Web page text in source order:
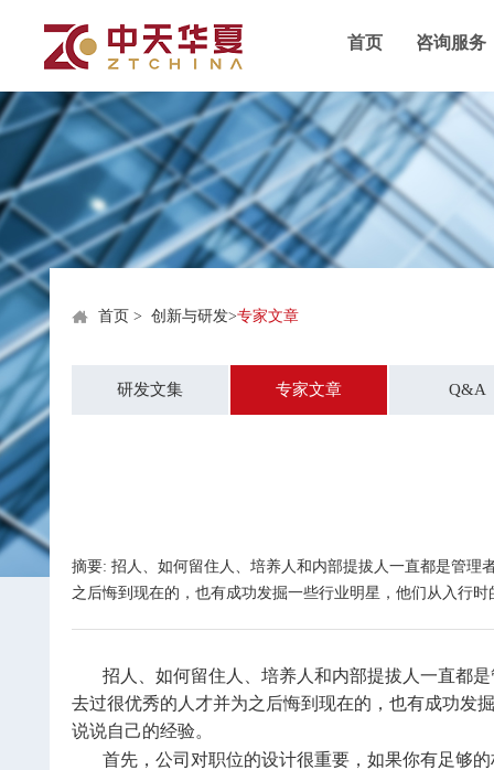
首页 咨询服务
首页 > 创新与研发>专家文章
研发文集 专家文章 Q&A
摘要: 招人、如何留住人、培养人和内部提拔人一直都是管理
之后悔到现在的，也有成功发掘一些行业明星，他们从入行
招人、如何留住人、培养人和内部提拔人一直都是
去过很优秀的人才并为之后悔到现在的，也有成功发
说说自己的经验。
首先，公司对职位的设计很重要，如果你有足够